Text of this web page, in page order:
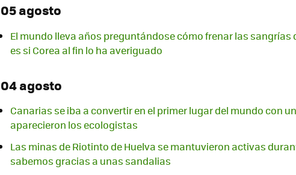
05 agosto
El mundo lleva años preguntándose cómo frenar las sangrías
es si Corea al fin lo ha averiguado
04 agosto
Canarias se iba a convertir en el primer lugar del mundo con
aparecieron los ecologistas
Las minas de Riotinto de Huelva se mantuvieron activas
sabemos gracias a unas sandalias